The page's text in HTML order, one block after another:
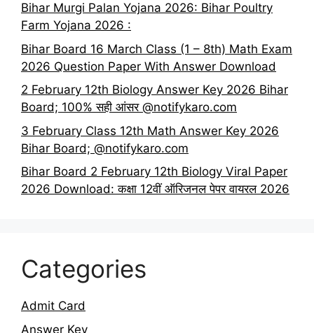
Bihar Murgi Palan Yojana 2026: Bihar Poultry
Farm Yojana 2026 :
Bihar Board 16 March Class (1 – 8th) Math Exam
2026 Question Paper With Answer Download
2 February 12th Biology Answer Key 2026 Bihar
Board; 100% सही आंसर @notifykaro.com
3 February Class 12th Math Answer Key 2026
Bihar Board; @notifykaro.com
Bihar Board 2 February 12th Biology Viral Paper
2026 Download: कक्षा 12वीं ऑरिजनल पेपर वायरल 2026
Categories
Admit Card
Answer Key